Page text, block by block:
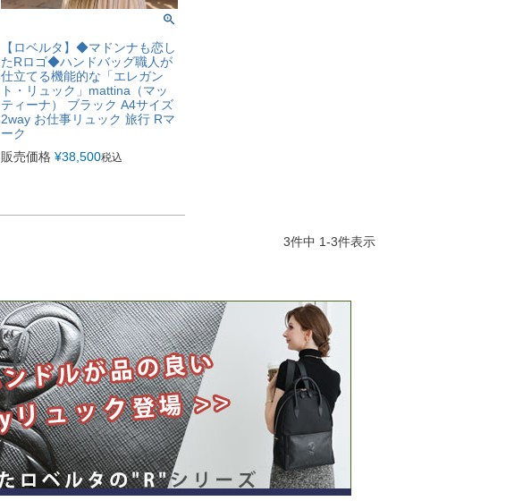
【ロベルタ】◆マドンナも恋し
たRロゴ◆ハンドバッグ職人が
仕立てる機能的な「エレガン
ト・リュック」mattina（マッ
ティーナ） ブラック A4サイズ
2way お仕事リュック 旅行 Rマ
ーク
販売価格 ¥38,500税込
3件中 1-3件表示